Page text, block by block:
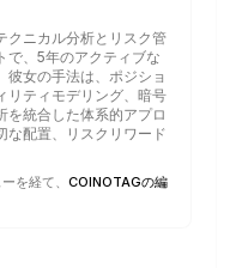
クニカル分析とリスク管
で、5年のアクティブな
彼女の手法は、ポジショ
リティモデリング、暗号
を統合した体系的アプロ
な配置、リスクリワード
を経て、 COINOTAGの編